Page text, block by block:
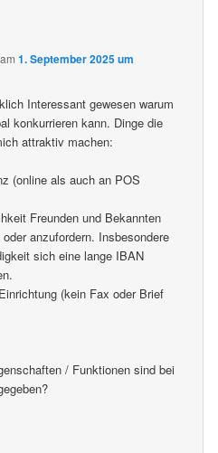
am1. September 2025 um
Interessant gewesen warum
konkurrieren kann. Dinge die
attraktiv machen:
(online als auch an POS
Freunden und Bekannten
anzufordern. Insbesondere
sich eine lange IBAN
(kein Fax oder Brief
/ Funktionen sind bei